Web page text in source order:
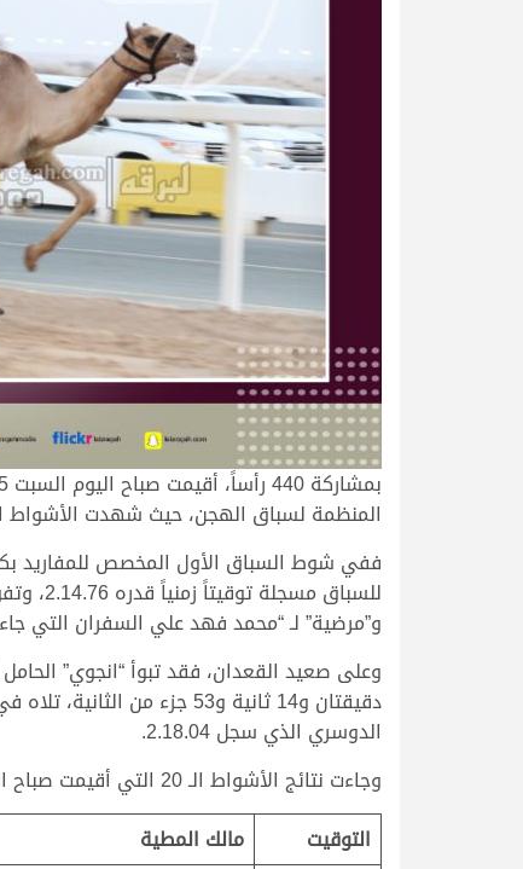
المنظمة لسباق الهجن، حيث شهدت الأشواط
ففي شوط السباق الأول المخصص للمفاريد
و”مرضية” لـ “محمد فهد علي السفران التي جاءت
وعلى صعيد القعدان، فقد تبوأ “انجوي”
الدوسري الذي سجل 2.18.04.
وجاءت نتائج الأشواط الـ 20 التي أقيمت صباح اليوم على النحو التالي:
التوقيت
مالك المطية